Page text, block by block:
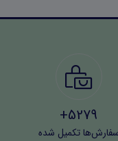
5279+
سفارش‌ها تکمیل شده